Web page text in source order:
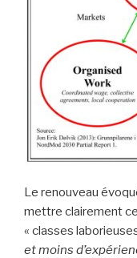
Le renouveau
mettre clairement
« classes
et moins